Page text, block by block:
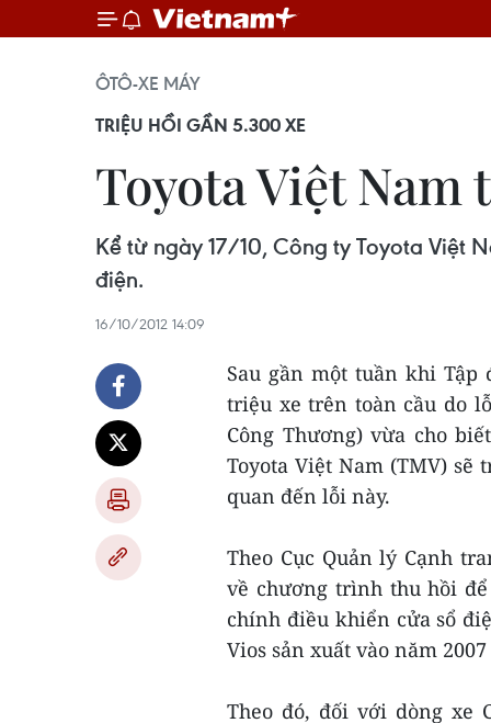
ÔTÔ-XE MÁY
TRIỆU HỒI GẦN 5.300 XE
Toyota Việt Nam
Kể từ ngày 17/10, Công ty Toyota Việt
điện.
16/10/2012 14:09
Sau gần một tuần khi Tập
triệu xe trên toàn cầu do
Công Thương) vừa cho
Toyota Việt Nam (TMV) sẽ
quan đến lỗi này.
Theo Cục Quản lý Cạnh
về chương trình thu hồi
chính điều khiển cửa sổ
Vios sản xuất vào năm
Theo đó, đối với dòng xe